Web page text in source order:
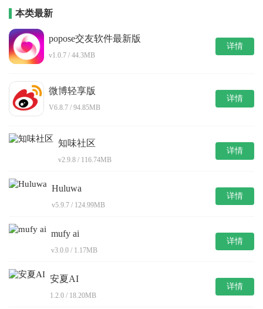
本类最新
popose交友软件最新版
v1.0.7 / 44.3MB
详情
微博轻享版
V6.8.7 / 94.85MB
详情
知味社区
v2.9.8 / 116.74MB
详情
Huluwa
v5.9.7 / 124.99MB
详情
mufy ai
v3.0.0 / 1.17MB
详情
安夏AI
1.2.0 / 18.20MB
详情